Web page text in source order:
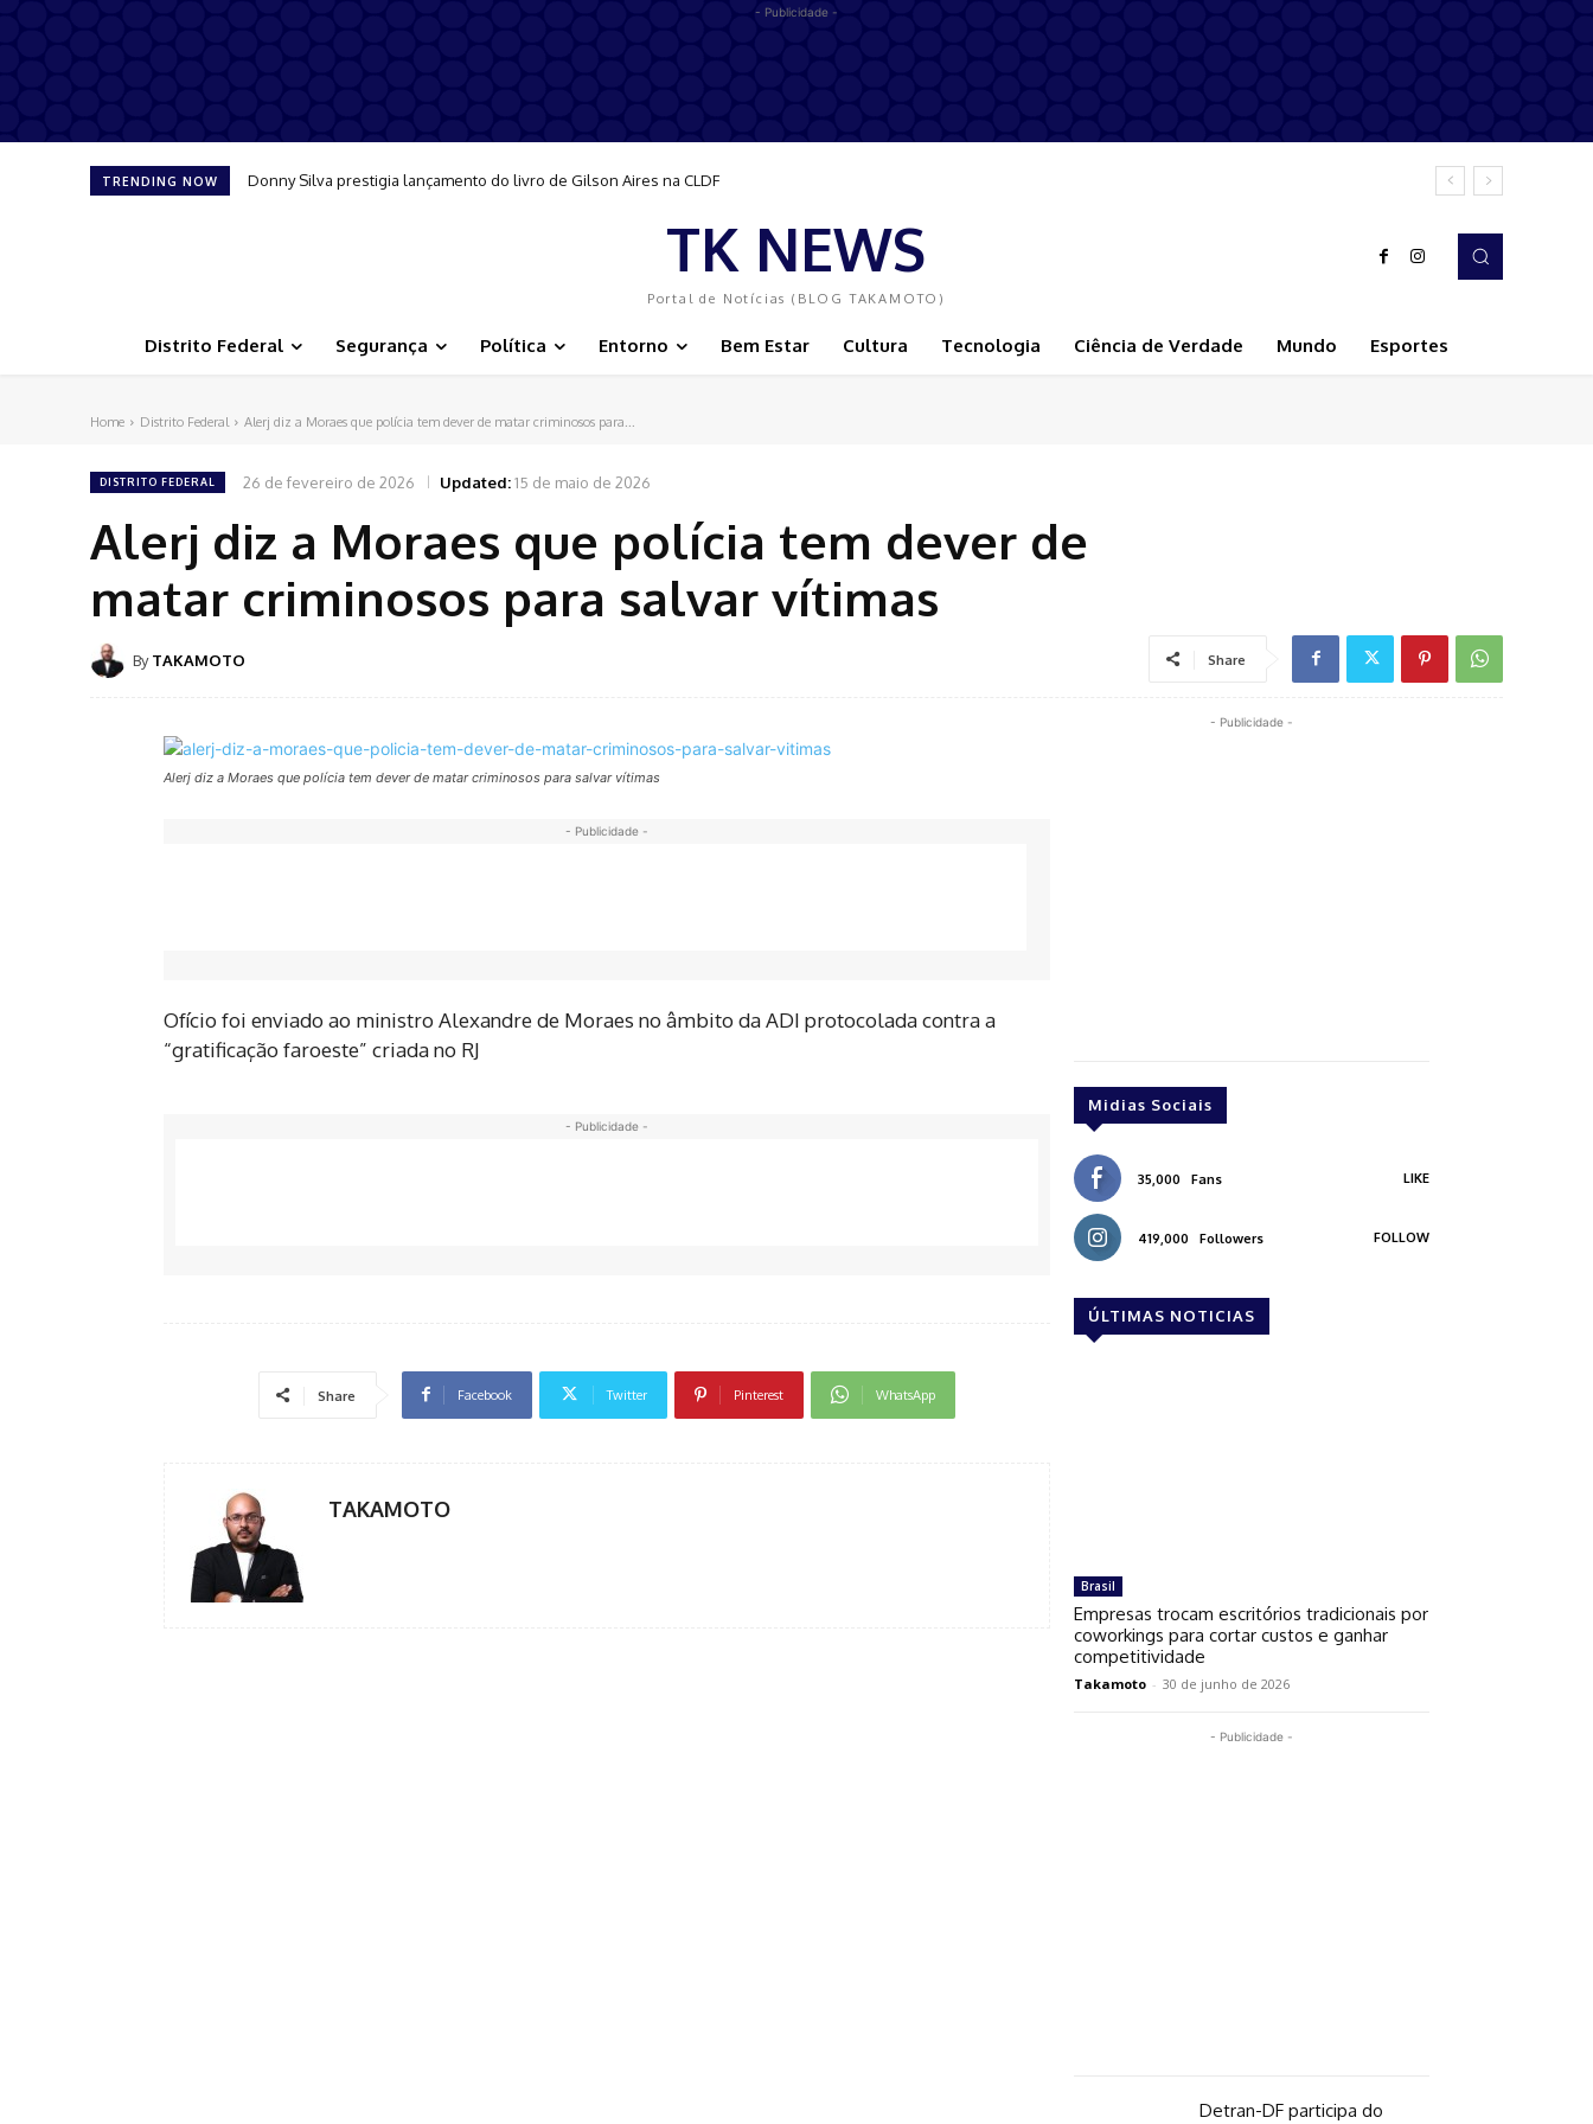
- Publicidade -
TRENDING NOW Donny Silva prestigia lançamento do livro de Gilson Aires na CLDF
TK NEWS
Portal de Notícias (BLOG TAKAMOTO)
Distrito Federal Segurança Política Entorno Bem Estar Cultura Tecnologia Ciência de Verdade Mundo Esportes
Home Distrito Federal Alerj diz a Moraes que polícia tem dever de matar criminosos para...
DISTRITO FEDERAL 26 de fevereiro de 2026 Updated:15 de maio de 2026
Alerj diz a Moraes que polícia tem dever de
matar criminosos para salvar vítimas
By TAKAMOTO Share
Alerj diz a Moraes que polícia tem dever de matar criminosos para salvar vítimas
- Publicidade -
Ofício foi enviado ao ministro Alexandre de Moraes no âmbito da ADI protocolada contra a
“gratificação faroeste” criada no RJ
- Publicidade -
Share Facebook Twitter Pinterest WhatsApp
TAKAMOTO
- Publicidade -
Midias Sociais
35,000 Fans LIKE
419,000 Followers FOLLOW
ÚLTIMAS NOTICIAS
Brasil
Empresas trocam escritórios tradicionais por
coworkings para cortar custos e ganhar
competitividade
Takamoto - 30 de junho de 2026
- Publicidade -
Detran-DF participa do